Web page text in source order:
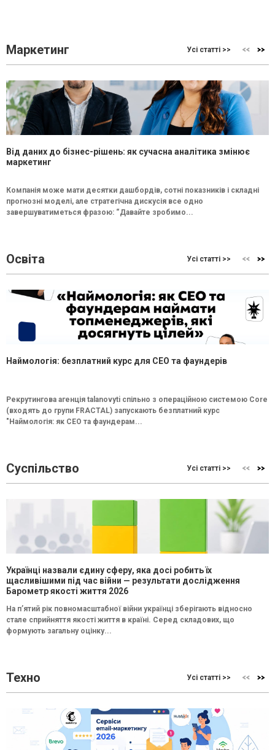
Маркетинг Усі статті >>
Від даних до бізнес-рішень: як сучасна аналітика змінює
маркетинг
Компанія може мати десятки дашбордів, сотні показників і складні
прогнозні моделі, але стратегічна дискусія все одно
завершуватиметься фразою: “Давайте зробимо...
Освіта Усі статті >>
Наймологія: безплатний курс для CEO та фаундерів
Рекрутингова агенція talanovyti спільно з операційною системою Core
(входять до групи FRACTAL) запускають безплатний курс
"Наймологія: як СEO та фаундерам...
Суспільство Усі статті >>
Українці назвали єдину сферу, яка досі робить їх
щасливішими під час війни — результати дослідження
Барометр якості життя 2026
На п’ятий рік повномасштабної війни українці зберігають відносно
стале сприйняття якості життя в країні. Серед складових, що
формують загальну оцінку...
Техно Усі статті >>